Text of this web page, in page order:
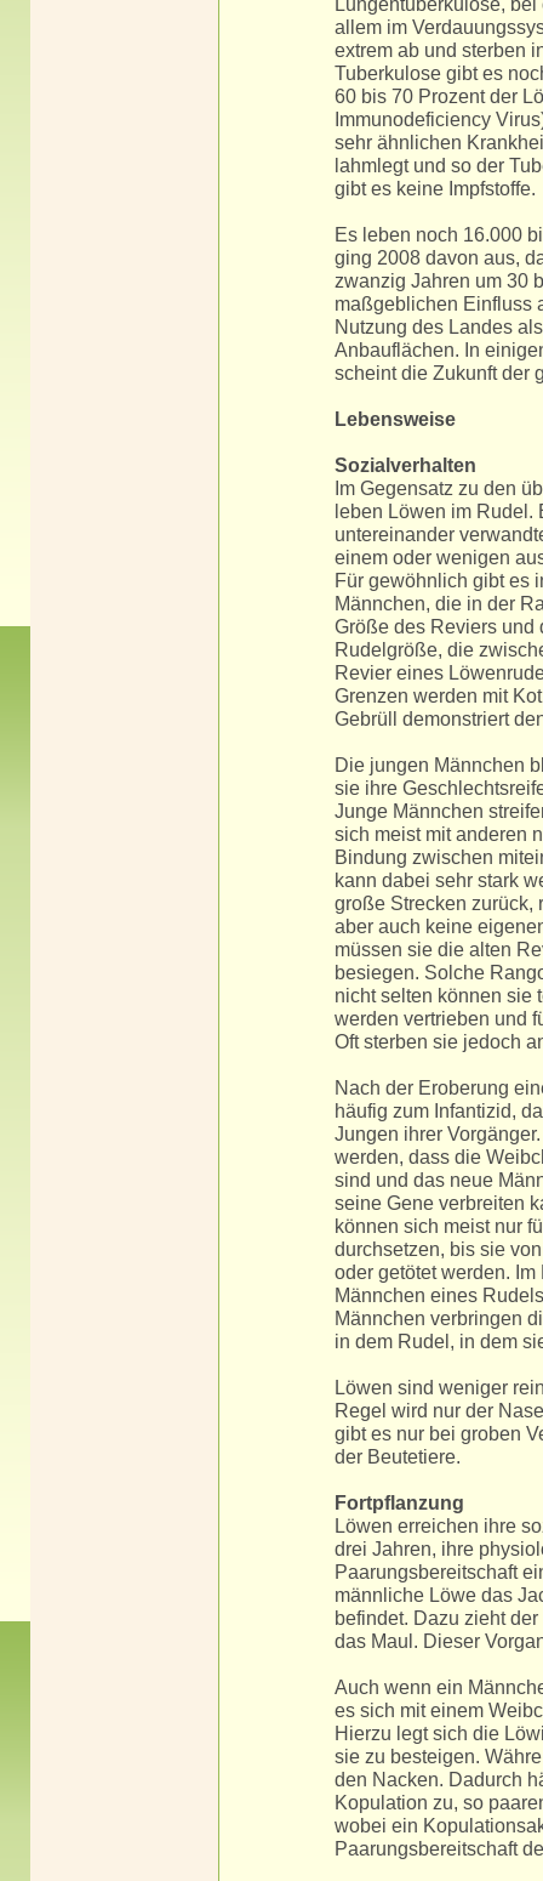
allem im
extrem ab und sterben
Tuberkulose gibt es
60 bis 70 Prozent der
Immunodeficiency
sehr ähnlichen
lahmlegt und so der
gibt es keine Impfstoffe.
Es leben noch 16.000
ging 2008 davon aus,
zwanzig Jahren um 30
maßgeblichen Einfluss
Nutzung des Landes
Anbauflächen. In
scheint die Zukunft der
Lebensweise
Sozialverhalten
Im Gegensatz zu den
leben Löwen im Rudel.
untereinander
einem oder wenigen
Für gewöhnlich gibt es
Männchen, die in der
Größe des Reviers und
Rudelgröße, die
Revier eines
Grenzen werden mit
Gebrüll demonstriert
Die jungen Männchen
sie ihre
Junge Männchen
sich meist mit anderen
Bindung zwischen
kann dabei sehr stark
große Strecken zurück,
aber auch keine
müssen sie die alten
besiegen. Solche
nicht selten können sie
werden vertrieben und
Oft sterben sie jedoch
Nach der Eroberung
häufig zum Infantizid,
Jungen ihrer
werden, dass die
sind und das neue
seine Gene verbreiten
können sich meist nur
durchsetzen, bis sie
oder getötet werden.
Männchen eines
Männchen verbringen
in dem Rudel, in dem
Löwen sind weniger
Regel wird nur der
gibt es nur bei groben
der Beutetiere.
Fortpflanzung
Löwen erreichen ihre
drei Jahren, ihre
Paarungsbereitschaft
männliche Löwe das
befindet. Dazu zieht
das Maul. Dieser
Auch wenn ein
es sich mit einem
Hierzu legt sich die
sie zu besteigen.
den Nacken. Dadurch
Kopulation zu, so
wobei ein
Paarungsbereitschaft